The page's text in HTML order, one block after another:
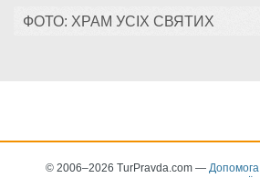
ФОТО: ХРАМ УСІХ СВЯТИХ
© 2006–2026 TurPravda.com — Допомога